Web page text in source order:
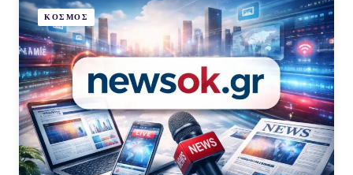
ΚΟΣΜΟΣ